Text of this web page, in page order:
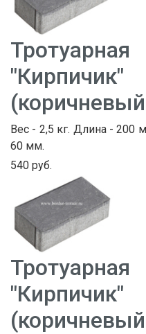
Вес - 2,5 кг. Длина -
60 мм.
540 руб.